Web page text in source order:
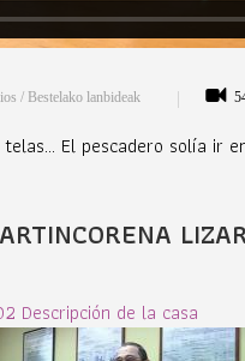
/ Bestelako lanbideak
El pescadero solía ir
Descripción de la casa